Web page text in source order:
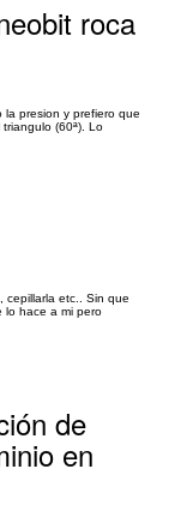
roca
la presion y prefiero que
(60ª). Lo
cepillarla etc.. Sin que
lo hace a mi pero
de
en